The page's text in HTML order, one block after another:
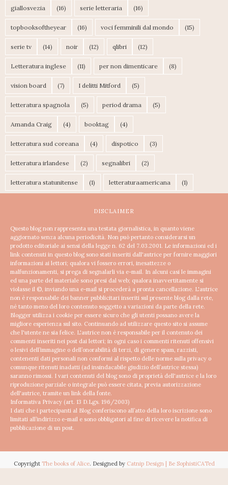
giallosvezia (16) serie letteraria (16)
topbooksoftheyear (16) voci femminili dal mondo (15)
serie tv (14) noir (12) qlibri (12)
Letteratura inglese (11) per non dimenticare (8)
vision board (7) I delitti Mitford (5)
letteratura spagnola (5) period drama (5)
Amanda Craig (4) booktag (4)
letteratura sud coreana (4) dispotico (3)
letteratura irlandese (2) segnalibri (2)
letteratura statunitense (1) letteraturaamericana (1)
DISCLAIMER
Questo blog non rappresenta una testata giornalistica, in quanto viene
aggiornato senza alcuna periodicità. Non può pertanto considerarsi un
prodotto editoriale ai sensi della legge n. 62 del 7.03.2001. Le informazioni ed i
link contenuti in questo blog sono stati inseriti dall'autrice per fornire maggiori
informazioni ai lettori; qualora vi fossero errori, inesattezze o
malfunzionamenti, si prega di segnalarli via e-mail. In alcuni casi le immagini
ed una parte del materiale sono presi dal web; qualora inavvertitamente si
violasse il ©, inviando una e-mail si procederà a pronta cancellazione. L'autrice
non è responsabile dei banner pubblicitari inseriti sul presente blog dalla rete,
né tanto meno del loro contenuto soggetto a variazioni da parte della rete.
Blogger utilizza i cookie per essere sicuro che gli utenti possano avere la
migliore esperienza sul sito. Continuando ad utilizzare questo sito si assume
che l'utente ne sia felice. L'autrice non è responsabile per il contenuto dei
commenti inseriti nei post dai lettori; in ogni caso i commenti ritenuti offensivi
o lesivi dell’immagine o dell’onorabilità di terzi, di genere spam, razzisti,
contenenti dati personali non conformi al rispetto delle norme sulla privacy o
comunque ritenuti inadatti (ad insindacabile giudizio dell’autrice stessa)
saranno rimossi. I vari contenuti del blog sono di proprietà dell'autrice e la loro
riproduzione parziale o integrale può essere citata, previa autorizzazione
dell'autrice, tramite un link della fonte.
Informativa Privacy (art. 13 D.Lgs. 196/2003)
I dati che i partecipanti al Blog conferiscono all’atto della loro iscrizione sono
limitati all’indirizzo e-mail e sono obbligatori al fine di ricevere la notifica di
pubblicazione di un post.
Copyright The books of Alice. Designed by Catnip Design | Be SophistiCATed